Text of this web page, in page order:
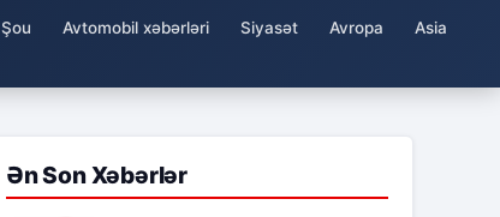
Şou Avtomobil xəbərləri Siyasət Avropa
Asia
Ən Son Xəbərlər